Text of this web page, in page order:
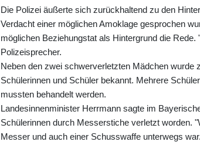
Die Polizei äußerte sich zurückhaltend zu den
Verdacht einer möglichen Amoklage gesprochen
möglichen Beziehungstat als Hintergrund die
Polizeisprecher.
Neben den zwei schwerverletzten Mädchen
Schülerinnen und Schüler bekannt. Mehrere
mussten behandelt werden.
Landesinnenminister Herrmann sagte im
Schülerinnen durch Messerstiche verletzt worden.
Messer und auch einer Schusswaffe unterwegs